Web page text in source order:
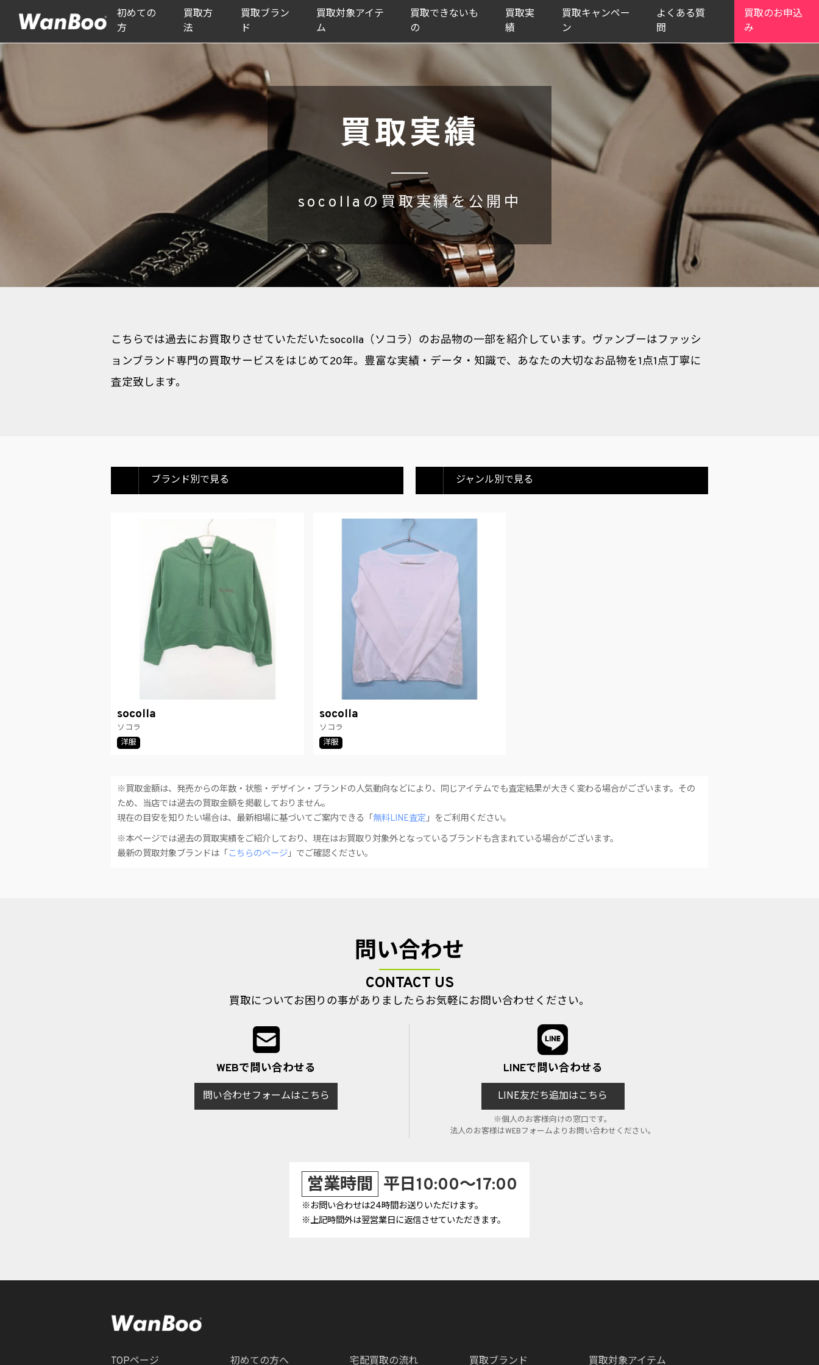
初めての
方
買取方
法
買取ブラン
ド
買取対象アイテ
ム
買取できないも
の
買取実
績
買取キャンペー
ン
よくある質
問
買取のお申込
み
買取実績
socollaの買取実績を公開中
こちらでは過去にお買取りさせていただいたsocolla（ソコラ）のお品物の一部を紹介しています。ヴァンブーはファッシ
ョンブランド専門の買取サービスをはじめて20年。豊富な実績・データ・知識で、あなたの大切なお品物を1点1点丁寧に
査定致します。
ブランド別で見る ジャンル別で見る
socolla
ソコラ
洋服
socolla
ソコラ
洋服
※買取金額は、発売からの年数・状態・デザイン・ブランドの人気動向などにより、同じアイテムでも査定結果が大きく変わる場合がございます。その
ため、当店では過去の買取金額を掲載しておりません。
現在の目安を知りたい場合は、最新相場に基づいてご案内できる「 無料LINE査定」をご利用ください。
※本ページでは過去の買取実績をご紹介しており、現在はお買取り対象外となっているブランドも含まれている場合がございます。
最新の買取対象ブランドは「 こちらのページ」でご確認ください。
問い合わせ
CONTACT US
買取についてお困りの事がありましたらお気軽にお問い合わせください。
WEBで問い合わせる
問い合わせフォームはこちら
LINEで問い合わせる
LINE友だち追加はこちら
※個人のお客様向けの窓口です。
法人のお客様はWEBフォームよりお問い合わせください。
営業時間 平日10:00～17:00
※お問い合わせは24時間お送りいただけます。
※上記時間外は翌営業日に返信させていただきます。
TOPページ 初めての方へ 宅配買取の流れ 買取ブランド 買取対象アイテム